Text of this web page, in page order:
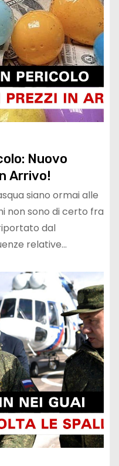
Nuovo
Arrivo!
siano ormai alle
non sono di certo fra
dal
relative…